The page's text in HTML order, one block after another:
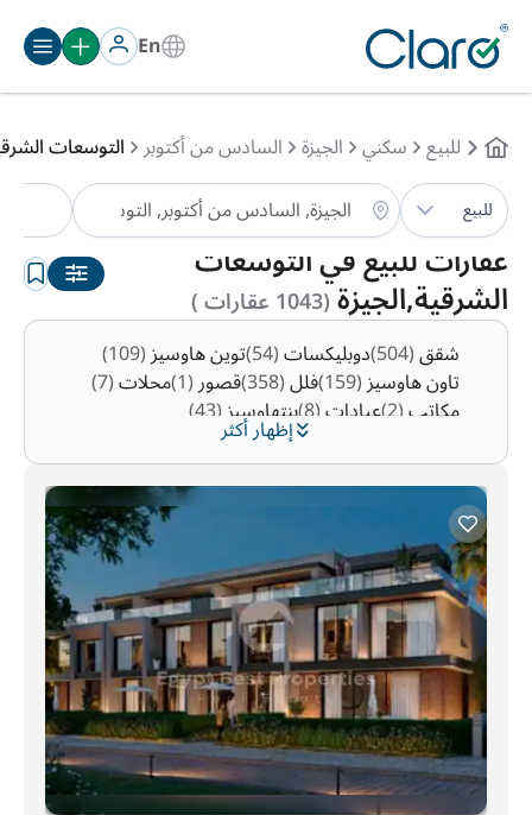
En
للبيع سكني الجيزة السادس من أكتوبر التوسعات
للبيع
عقارات للبيع في التوسعات
الشرقية,الجيزة(1043 عقارات )
الترتيب:تلقائي
إظهار أكثر
شقق(504) دوبليكسات(54) توين هاوسيز(109)
تاون هاوسيز(159) فلل(358) قصور(1) محلات(7)
مكاتب(2) عيادات(8) بنتهاوسيز(43)
شاليهات(1)